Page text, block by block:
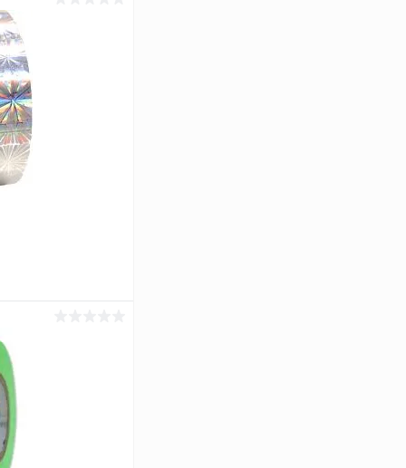
Сравнение